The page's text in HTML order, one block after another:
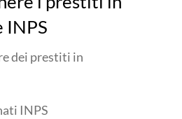
INPS
dei prestiti in
INPS